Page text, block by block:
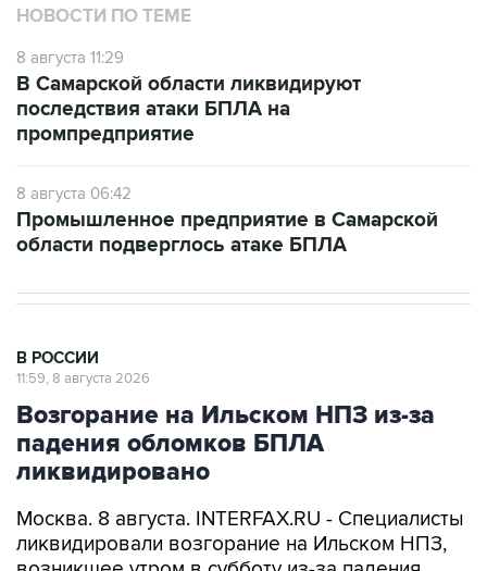
НОВОСТИ ПО ТЕМЕ
8 августа 11:29
В Самарской области ликвидируют
последствия атаки БПЛА на
промпредприятие
8 августа 06:42
Промышленное предприятие в Самарской
области подверглось атаке БПЛА
В РОССИИ
11:59, 8 августа 2026
Возгорание на Ильском НПЗ из-за
падения обломков БПЛА
ликвидировано
Москва. 8 августа. INTERFAX.RU - Специалисты
ликвидировали возгорание на Ильском НПЗ,